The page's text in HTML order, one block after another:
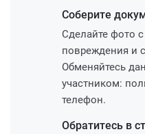
Соберите
Сделайте фото
повреждения и
Обменяйтесь
участником:
телефон.
Обратитесь в